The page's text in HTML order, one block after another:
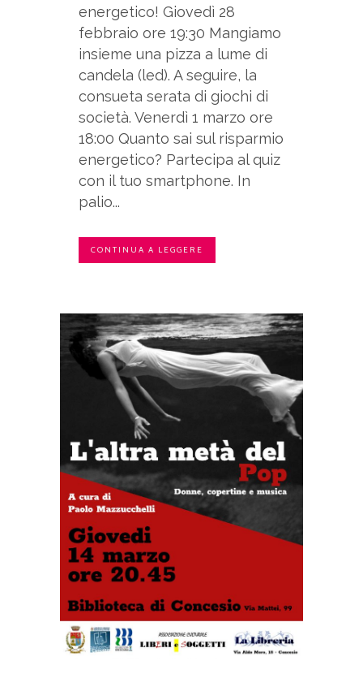
energetico! Giovedì 28
febbraio ore 19:30 Mangiamo
insieme una pizza a lume di
candela (led). A seguire, la
consueta serata di giochi di
società. Venerdì 1 marzo ore
18:00 Quanto sai sul risparmio
energetico? Partecipa al quiz
con il tuo smartphone. In
palio...
CONTINUA A LEGGERE